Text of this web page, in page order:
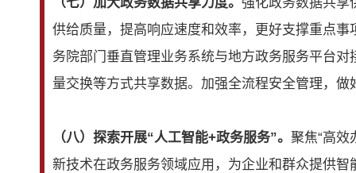
供给质量，提高响应速度和效率，更好支撑重点
务院部门垂直管理业务系统与地方政务服务平台
量交换等方式共享数据。加强全流程安全管理，
（八）探索开展“人工智能+政务服务”。 聚焦“高效
新技术在政务服务领域应用，为企业和群众提供